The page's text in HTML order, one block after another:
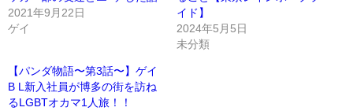
2021年9月22日
ゲイ
イド】
2024年5月5日
未分類
【パンダ物語〜第3話〜】ゲイ
B L新入社員が博多の街を訪ね
るLGBTオカマ1人旅！！